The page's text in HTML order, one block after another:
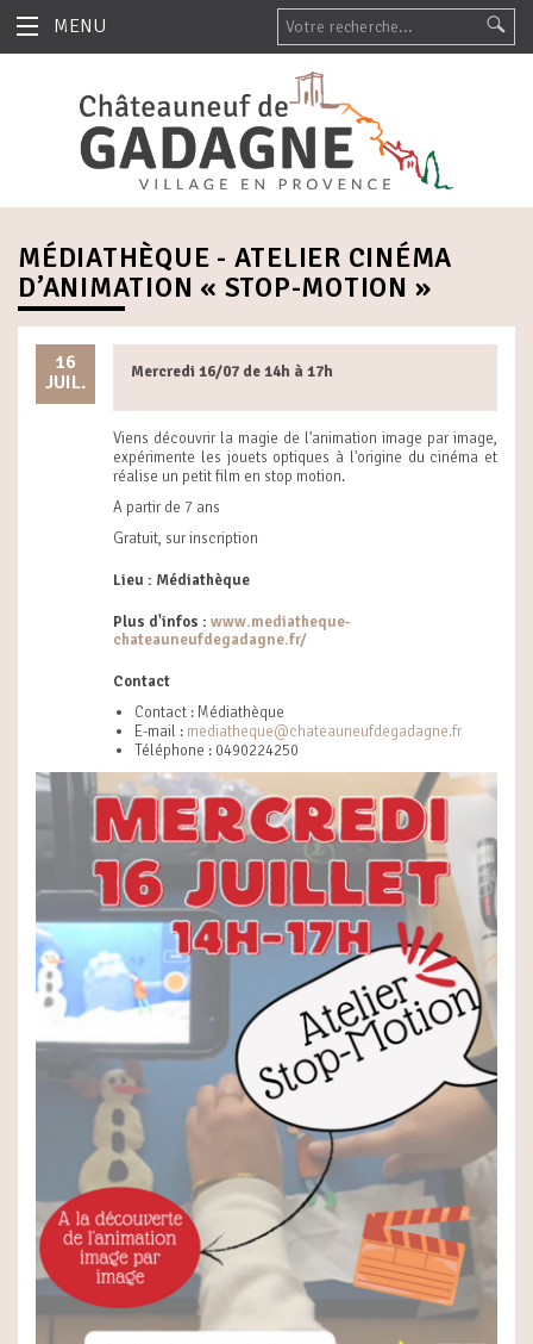
MENU
MÉDIATHÈQUE - ATELIER CINÉMA
D’ANIMATION « STOP-MOTION »
16
JUIL.
Mercredi 16/07 de 14h à 17h
Viens découvrir la magie de l'animation image par image,
expérimente les jouets optiques à l'origine du cinéma et
réalise un petit film en stop motion.
A partir de 7 ans
Gratuit, sur inscription
Lieu : Médiathèque
Plus d'infos : www.mediatheque-
chateauneufdegadagne.fr/
Contact
Contact : Médiathèque
E-mail : mediatheque@chateauneufdegadagne.fr
Téléphone : 0490224250